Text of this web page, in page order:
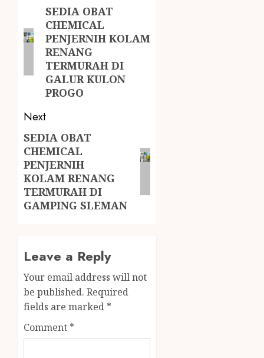
SEDIA OBAT
CHEMICAL
PENJERNIH KOLAM
RENANG
TERMURAH DI
GALUR KULON
PROGO
Next
SEDIA OBAT
CHEMICAL
PENJERNIH
KOLAM RENANG
TERMURAH DI
GAMPING SLEMAN
Leave a Reply
Your email address will not
be published. Required
fields are marked *
Comment *